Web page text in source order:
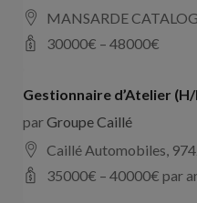
MANSARDE
30000€ – 48000€
Gestionnaire d’Atelier (H/
parGroupe Caillé
Caillé Automobiles,
35000€ – 40000€ par